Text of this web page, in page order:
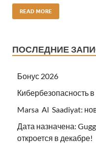
READ MORE
ПОСЛЕДНИЕ
Бонус 2026
Кибербезопасность
Marsa Al Saadiyat:
Дата назначена:
откроется в декабре!